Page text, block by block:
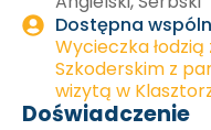
Dostępna
Wycieczka
Szkoderskim z
wizytą w
Doświadczenie